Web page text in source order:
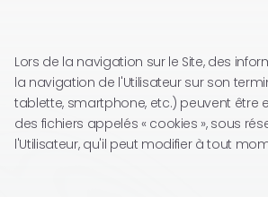
Lors de la navigation sur le Site, des
la navigation de l'Utilisateur sur son
tablette, smartphone, etc.) peuvent être
des fichiers appelés « cookies », sous
l'Utilisateur, qu'il peut modifier à tout